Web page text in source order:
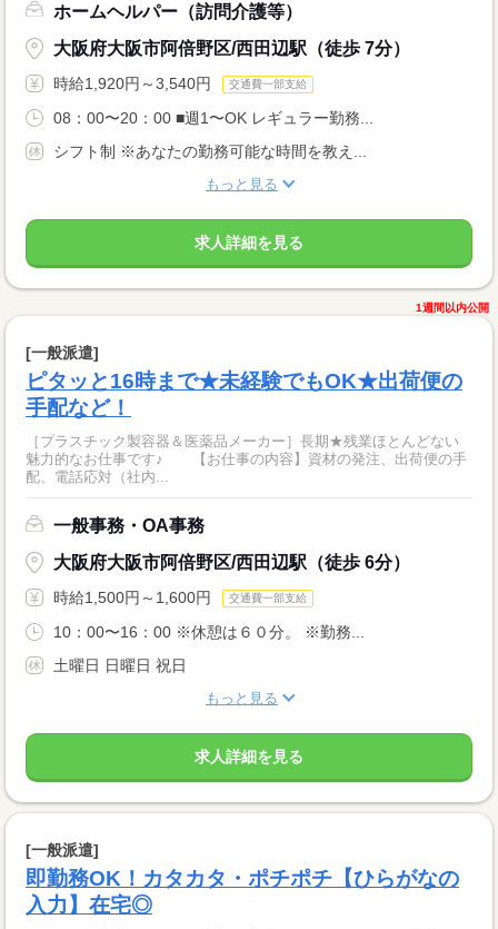
ホームヘルパー（訪問介護等）
大阪府大阪市阿倍野区/西田辺駅（徒歩 7分）
時給1,920円～3,540円 交通費一部支給
08：00〜20：00 ■週1〜OK レギュラー勤務...
シフト制 ※あなたの勤務可能な時間を教え...
もっと見る
求人詳細を見る
1週間以内公開
[一般派遣]
ピタッと16時まで★未経験でもOK★出荷便の
手配など！
［プラスチック製容器＆医薬品メーカー］長期★残業ほとんどない
魅力的なお仕事です♪ 【お仕事の内容】資材の発注、出荷便の手
配、電話応対（社内...
一般事務・OA事務
大阪府大阪市阿倍野区/西田辺駅（徒歩 6分）
時給1,500円～1,600円 交通費一部支給
10：00〜16：00 ※休憩は６０分。 ※勤務...
土曜日 日曜日 祝日
もっと見る
求人詳細を見る
[一般派遣]
即勤務OK！カタカタ・ポチポチ【ひらがなの
入力】在宅◎